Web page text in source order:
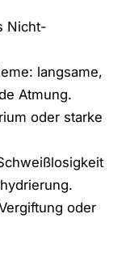
Nicht-
langsame,
Atmung.
oder starke
oder